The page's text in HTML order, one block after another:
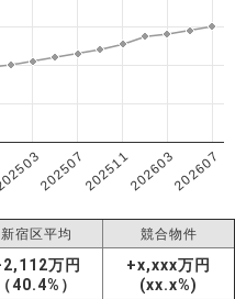
202507202511202603202607
新宿区平均 競合物件
万円
（40.4%）
+x,xxx万円
(xx.x%)